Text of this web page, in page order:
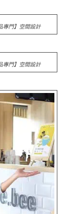
專門】空間設計
專門】空間設計